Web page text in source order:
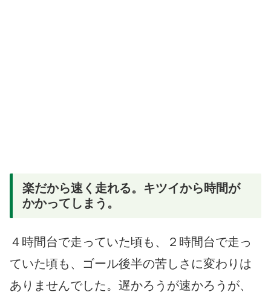
楽だから速く走れる。キツイから時間が
かかってしまう。
４時間台で走っていた頃も、２時間台で走っ
ていた頃も、ゴール後半の苦しさに変わりは
ありませんでした。遅かろうが速かろうが、